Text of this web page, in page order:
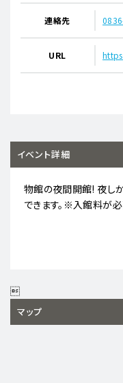
連絡先
URL
イベント詳細
物館の夜間開館! 夜し
できます。※入館料が

マップ